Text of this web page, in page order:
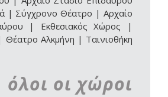
| Σύγχρονο Θέατρο |Αρχαίο
| Εκθεσιακός Χώρος |
Θέατρο Αλκμήνη | Ταινιοθήκη
όλοι οι χώροι